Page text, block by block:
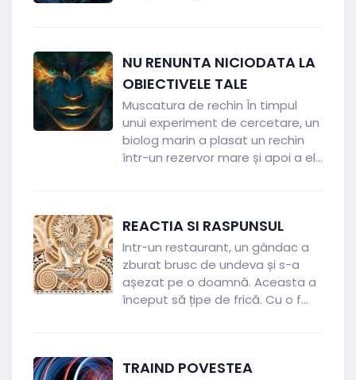
NU RENUNTA NICIODATA LA
OBIECTIVELE TALE
Muscatura de rechin În timpul
unui experiment de cercetare, un
biolog marin a plasat un rechin
într-un rezervor mare și apoi a el...
REACTIA SI RASPUNSUL
Intr-un restaurant, un gândac a
zburat brusc de undeva și s-a
așezat pe o doamnă. Aceasta a
început să țipe de frică. Cu o f...
TRAIND POVESTEA